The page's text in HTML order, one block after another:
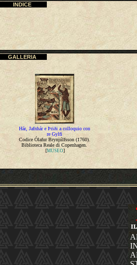
INDICE
GALLERIA
Hár, Jafnhár e Þriði a colloquio con
re Gylfi
Codice Ólafur Brynjúlfsson (1760).
Biblioteca Reale di Copenhagen.
[MUSEO]